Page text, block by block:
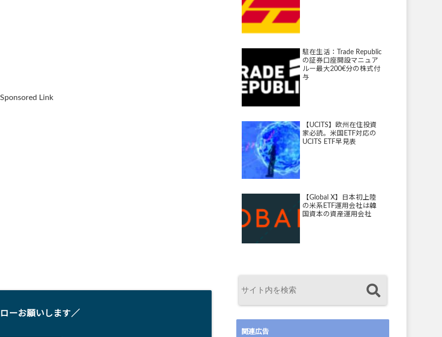
Sponsored Link
ーお願いします／
駐在生活：Trade Republic
の証券口座開設マニュア
ルー最大200€分の株式付
与
【UCITS】欧州在住投資
家必読。米国ETF対応の
UCITS ETF早見表
【Global X】日本初上陸
の米系ETF運用会社は韓
国資本の資産運用会社
関連広告